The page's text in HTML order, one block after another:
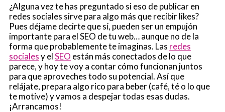
¿Alguna vez te has preguntado si eso de publicar en
redes sociales sirve para algo más que recibir likes?
Pues déjame decirte que sí, pueden ser un empujón
importante para el SEO de tu web… aunque no de la
forma que probablemente te imaginas. Las redes
socialesy elSEO están más conectados de lo que
parece, y hoy te voy a contar cómo funcionan juntos
para que aproveches todo su potencial. Así que
relájate, prepara algo rico para beber (café, té o lo que
te motive) y vamos a despejar todas esas dudas.
¡Arrancamos!